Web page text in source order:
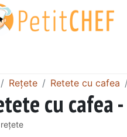
Rețete Retete cu cafea
cu cafea